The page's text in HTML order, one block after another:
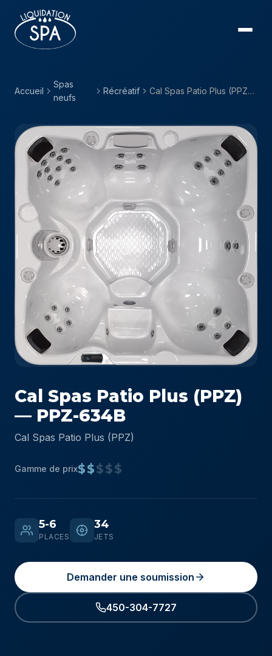
Accueil
Spas
neufs
Récréatif Cal Spas Patio Plus (PPZ) — PPZ-634B
Cal Spas Patio Plus (PPZ)
— PPZ-634B
Cal Spas Patio Plus (PPZ)
Gamme de prix$$$$$
5-6
PLACES
34
JETS
Demander une soumission
450-304-7727